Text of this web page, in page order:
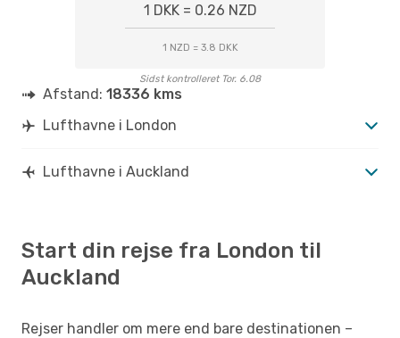
1 DKK = 0.26 NZD
1 NZD = 3.8 DKK
Sidst kontrolleret Tor. 6.08
Afstand: 18336 kms
Lufthavne i London
Lufthavne i Auckland
Start din rejse fra London til
Auckland
Rejser handler om mere end bare destinationen –